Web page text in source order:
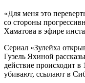
«Для меня это
со стороны
Хаматова в эфире
Сериал «Зулейха
Гузель Яхиной
действие происходит
убивают, ссылают в